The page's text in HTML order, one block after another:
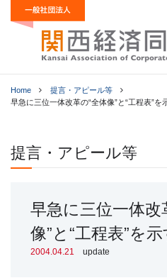
Home
提言・アピール等
早急に三位一体改革の“全体像”と“工程表”を
提言・アピール等
早急に三位一体改
像”と“工程表”を
2004.04.21 update